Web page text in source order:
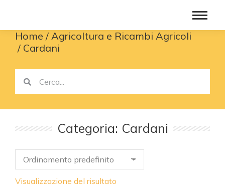
You are here:
Home
Agricoltura e Ricambi Agricoli
Cardani
Categoria: Cardani
Visualizzazione del risultato